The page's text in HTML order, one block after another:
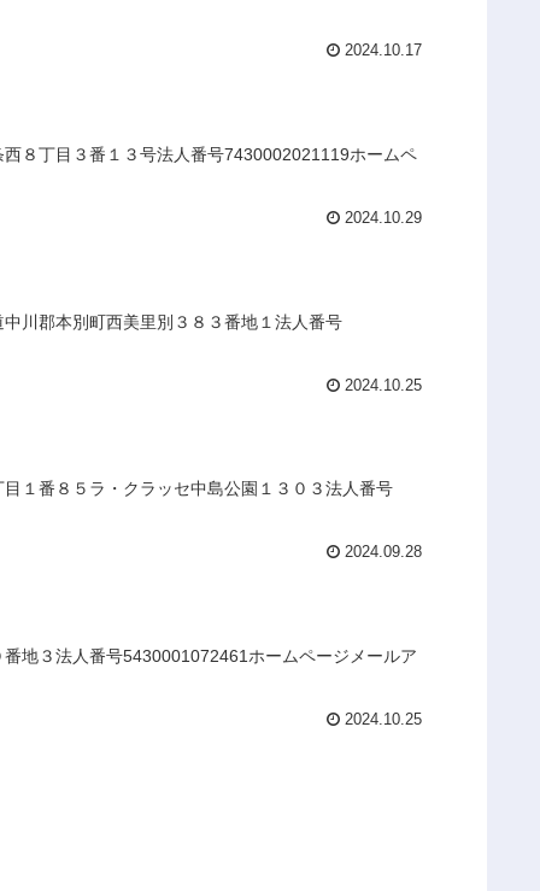
2024.10.17
８丁目３番１３号法人番号7430002021119ホームペ
2024.10.29
川郡本別町西美里別３８３番地１法人番号
2024.10.25
１番８５ラ・クラッセ中島公園１３０３法人番号
2024.09.28
地３法人番号5430001072461ホームページメールア
2024.10.25